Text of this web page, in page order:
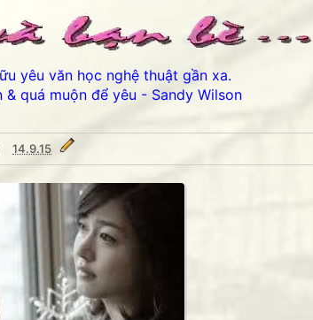
yêu văn học nghệ thuật gần xa.
quá muộn để yêu - Sandy Wilson
14.9.15